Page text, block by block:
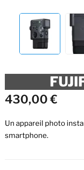
430,00€
Un appareil photo
smartphone.